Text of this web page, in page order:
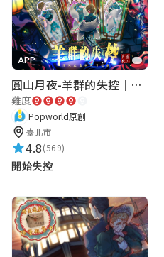
2026-06-26 14:42:08
很棒
黃丞宇
2026-06-26 15:06:16
王劭帆
2026-06-26 14:53:55
很棒
APP
圓山月夜-羊群的失控｜圓山飯店 ARG實境解謎遊戲
難度
Popworld原創
臺北市
4.8(569)
開始失控